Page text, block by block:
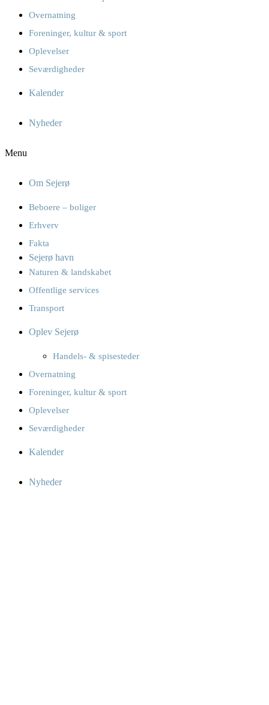
Overnatning
Foreninger, kultur & sport
Oplevelser
Seværdigheder
Kalender
Nyheder
Menu
Om Sejerø
Beboere – boliger
Erhverv
Fakta
Sejerø havn
Naturen & landskabet
Offentlige services
Transport
Oplev Sejerø
Handels- & spisesteder
Overnatning
Foreninger, kultur & sport
Oplevelser
Seværdigheder
Kalender
Nyheder